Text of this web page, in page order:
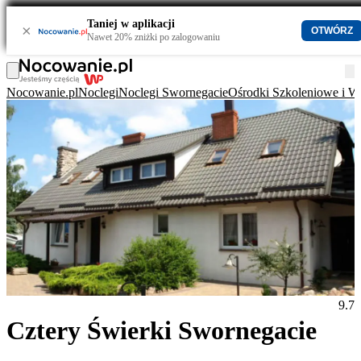
× Taniej w aplikacji
Nawet 20% zniżki po zalogowaniu
OTWÓRZ
Nocowanie.plNoclegiNoclegi SwornegacieOśrodki Szkoleniowe i
Cztery Świerki Swornegacie
9.7